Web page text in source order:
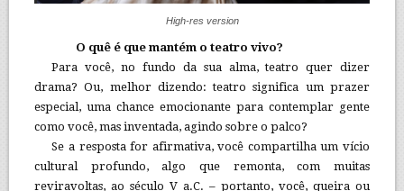
High-res version
O quê é que mantém o teatro vivo?
Para você, no fundo da sua alma, teatro quer dizer
drama? Ou, melhor dizendo: teatro significa um prazer
especial, uma chance emocionante para contemplar gente
como você, mas inventada, agindo sobre o palco?
Se a resposta for afirmativa, você compartilha um vício
cultural profundo, algo que remonta, com muitas
reviravoltas, ao século V a.C. – portanto, você, queira ou